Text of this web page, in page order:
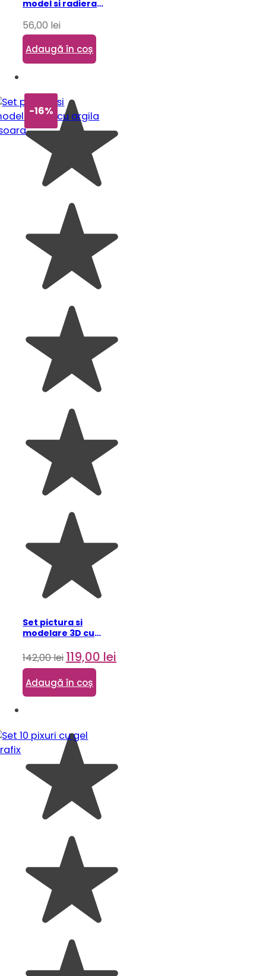
model si radiera
56,00 lei
Adaugă în coș
-16%
-16%
Set pictura si
modelare 3D cu
cm – Hummingbirds
in love
142,00lei Prețul
inițial
a
fost:
119,00 lei
Adaugă în coș